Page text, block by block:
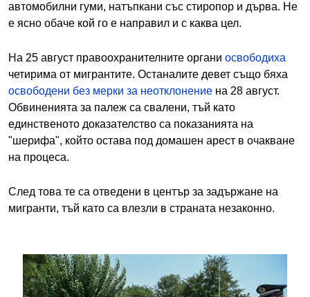
автомобилни гуми, натъпкани със стиропор и дърва. Не
е ясно обаче кой го е направил и с каква цел.
На 25 август правоохранителните органи освободиха
четирима от мигрантите. Останалите девет също бяха
освободени без мерки за неотклонение на 28 август.
Обвиненията за палеж са свалени, тъй като
единственото доказателство са показанията на
"шерифа", който остава под домашен арест в очакване
на процеса.
След това те са отведени в център за задържане на
мигранти, тъй като са влезли в страната незаконно.
Image